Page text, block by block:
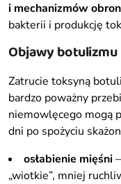
i mechanizmów
bakterii i produkcję
Objawy
Zatrucie toksyną
bardzo poważny
niemowlęcego mogą
dni po spożyciu
osłabienie mięśni
„wiotkie”, mniej